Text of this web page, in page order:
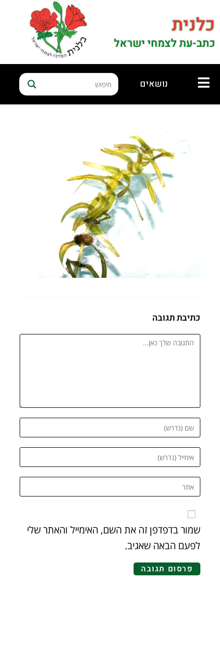
כלנית
כתב-עת לצמחי ישראל
נושאים
כתיבת תגובה
שמור בדפדפן זה את השם, האימייל והאתר שלי
לפעם הבאה שאגיב.